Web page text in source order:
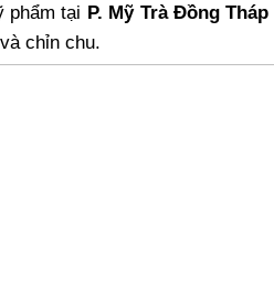
phẩm tại P. Mỹ Trà Đồng Tháp
chỉn chu.